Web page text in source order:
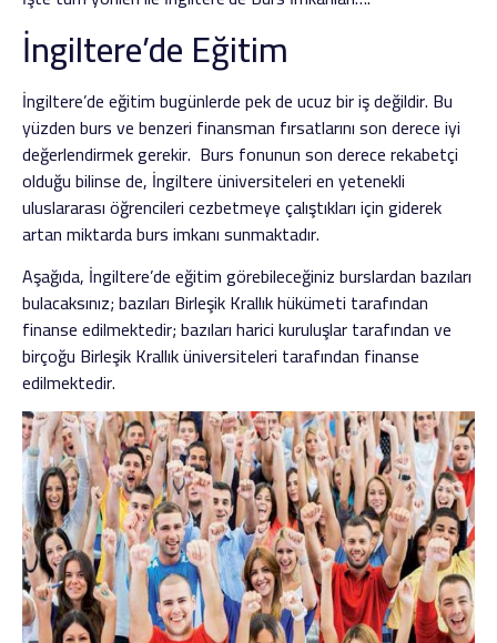
İngiltere’de Eğitim
İngiltere’de eğitim bugünlerde pek de ucuz bir iş değildir. Bu
yüzden burs ve benzeri finansman fırsatlarını son derece iyi
değerlendirmek gerekir. Burs fonunun son derece rekabetçi
olduğu bilinse de, İngiltere üniversiteleri en yetenekli
uluslararası öğrencileri cezbetmeye çalıştıkları için giderek
artan miktarda burs imkanı sunmaktadır.
Aşağıda, İngiltere’de eğitim görebileceğiniz burslardan bazıları
bulacaksınız; bazıları Birleşik Krallık hükümeti tarafından
finanse edilmektedir; bazıları harici kuruluşlar tarafından ve
birçoğu Birleşik Krallık üniversiteleri tarafından finanse
edilmektedir.